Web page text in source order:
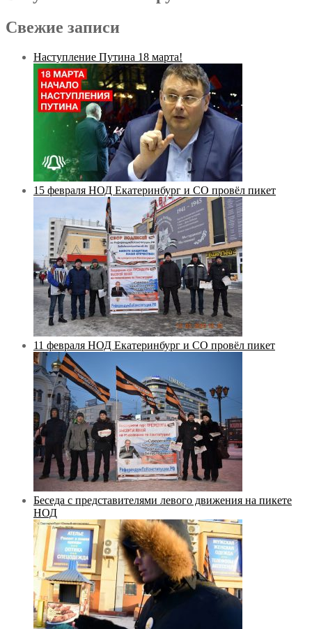
Свежие записи
Наступление Путина 18 марта!
15 февраля НОД Екатеринбург и СО провёл пикет
11 февраля НОД Екатеринбург и СО провёл пикет
Беседа с представителями левого движения на пикете
НОД